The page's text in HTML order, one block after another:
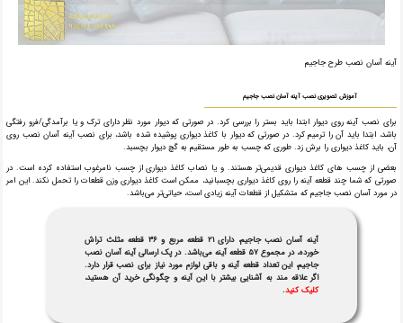
آینه آسان نصب طرح جاجیم
آموزش تصویری نصب آینه آسان نصب جاجیم
برای نصب آینه روی دیوار ابتدا باید بستر را بررسی کرد. در صورتی که دیوار مورد نظر دارای ترک و یا برآمدگی/فرو رفتگی
باشد، ابتدا باید آن را ترمیم کرد. در صورتی که دیوار با کاغذ دیواری پوشیده شده باشد، برای نصب آینه آسان نصب روی
آن، باید کاغذ دیواری را برش زد. طوری که چسب به طور مستقیم به گچ دیوار بچسبد.
بعضی از چسب های کاغذ دیواری قدیمی‌تر هستند. و یا نصاب کاغذ دیواری از چسب نامرغوب استفاده کرده است. در
صورتی که شما چند قطعه آینه را روی کاغذ دیواری بچسبانید، ممکن است کاغذ دیواری وزن قطعات را تحمل نکند. این امر
در مورد آسان نصب جاجیم که متشکیل از قطعات آینه زیادی است، حیاتی‌تر می‌باشد.
آینه آسان نصب جاجیم، دارای ۲۱ قطعه مربع و ۳۶ قطعه مثلث تراش
خورده، در مجموع ۵۷ قطعه آینه می‌باشد. در پک ارسالی آینه آسان نصب
جاجیم، این تعداد قطعه آینه و باقی لوازم مورد نیاز برای نصب قرار دارد.
اگر علاقه مند به آشنایی بیشتر با این آینه و چگونگی خرید آن هستید،
کلیک کنید.